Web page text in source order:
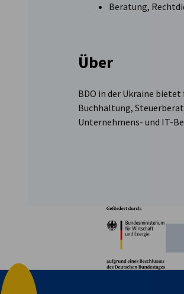
Beratung,
Über
BDO in der Ukraine
Buchhaltung,
Unternehmens- und IT-